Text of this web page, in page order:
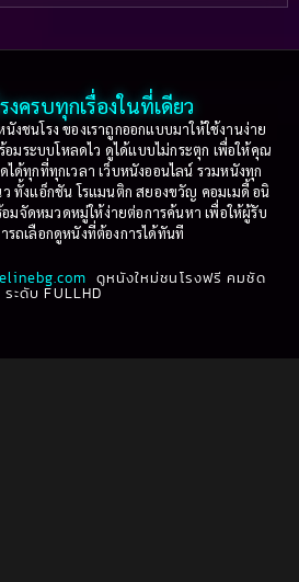
Story เรื่องจริง(77)
on Novel(16)
(1)
(3)
2002
2000
1998
1996
1994
1992
1990
ครบทุกเรื่องในที่เดียว
ชนโรง ของเราถูกออกแบบมาให้ใช้งานง่าย
มระบบโหลดไว ดูได้แบบไม่กระตุก เพื่อให้คุณ
ได้ทุกที่ทุกเวลา เว็บหนังออนไลน์ รวมหนังทุก
ทั้งแอ็กชัน โรแมนติก สยองขวัญ คอมเมดี้ อนิ
มจัดหมวดหมู่ให้ง่ายต่อการค้นหา เพื่อให้ผู้รับ
ถเลือกดูหนังที่ต้องการได้ทันที
ดูหนังใหม่ชนโรงฟรี คมชัด
ระดับ FULLHD